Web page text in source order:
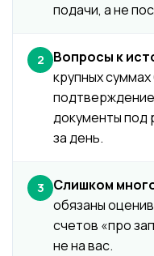
подачи, а не
2 Вопросы к
крупных
документы под
за день.
3 Слишком
обязаны
счетов «про
не на вас.